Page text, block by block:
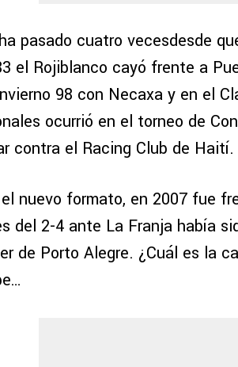
pasado cuatro vecesdesde
el Rojiblanco cayó frente a
98 con Necaxa y en el
ocurrió en el torneo de
contra el Racing Club de Haití.
nuevo formato, en 2007 fue
del 2-4 ante La Franja había
de Porto Alegre. ¿Cuál es la